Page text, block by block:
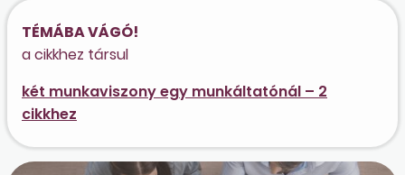
TÉMÁBA VÁGÓ!
a cikkhez társul
két munkaviszony egy munkáltatónál – 2
cikkhez